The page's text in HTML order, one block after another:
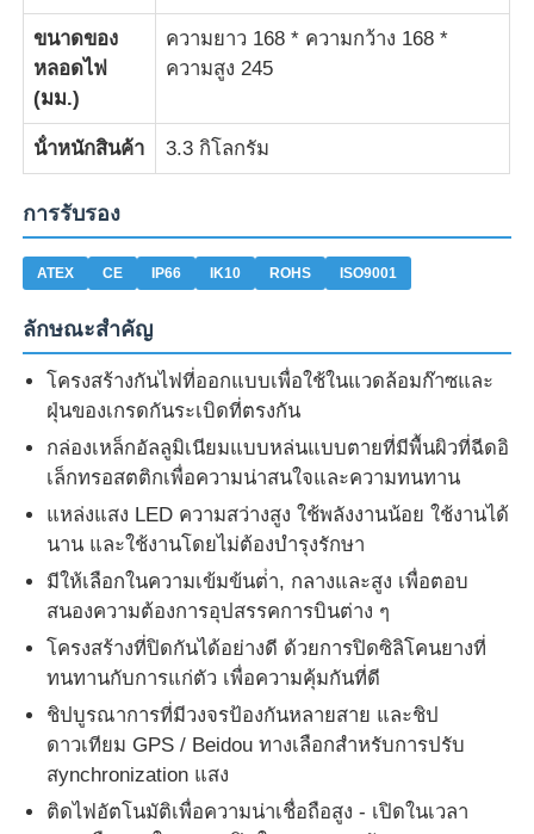
ขนาดของ
หลอดไฟ
(มม.)
ความยาว 168 * ความกว้าง 168 *
ความสูง 245
น้ําหนักสินค้า 3.3 กิโลกรัม
การรับรอง
ATEX CE IP66 IK10 ROHS ISO9001
ลักษณะสําคัญ
โครงสร้างกันไฟที่ออกแบบเพื่อใช้ในแวดล้อมก๊าซและ
ฝุ่นของเกรดกันระเบิดที่ตรงกัน
กล่องเหล็กอัลลูมิเนียมแบบหล่นแบบตายที่มีพื้นผิวที่ฉีดอิ
เล็กทรอสตติกเพื่อความน่าสนใจและความทนทาน
แหล่งแสง LED ความสว่างสูง ใช้พลังงานน้อย ใช้งานได้
นาน และใช้งานโดยไม่ต้องบํารุงรักษา
มีให้เลือกในความเข้มข้นต่ํา, กลางและสูง เพื่อตอบ
สนองความต้องการอุปสรรคการบินต่าง ๆ
โครงสร้างที่ปิดกันได้อย่างดี ด้วยการปิดซิลิโคนยางที่
ทนทานกับการแก่ตัว เพื่อความคุ้มกันที่ดี
ชิปบูรณาการที่มีวงจรป้องกันหลายสาย และชิป
ดาวเทียม GPS / Beidou ทางเลือกสําหรับการปรับ
สynchronization แสง
ติดไฟอัตโนมัติเพื่อความน่าเชื่อถือสูง - เปิดในเวลา